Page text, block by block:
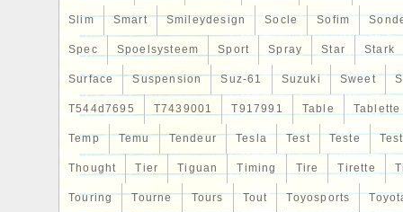
Slim Smart Smileydesign Socle Sofim
Spec Spoelsysteem Sport Spray Star Stark
Surface Suspension Suz-61 Suzuki Sweet
T544d7695 T7439001 T917991 Table Tablette
Temp Temu Tendeur Tesla Test Teste
Thought Tier Tiguan Timing Tire Tirette
Touring Tourne Tours Tout Toyosports